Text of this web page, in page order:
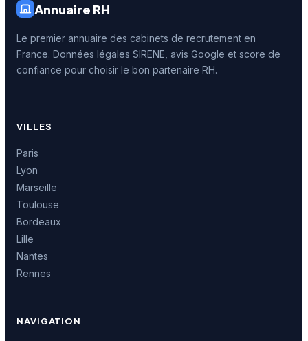
Annuaire RH
Le premier annuaire des cabinets de recrutement en
France. Données légales SIRENE, avis Google et score de
confiance pour choisir le bon partenaire RH.
VILLES
Paris
Lyon
Marseille
Toulouse
Bordeaux
Lille
Nantes
Rennes
NAVIGATION